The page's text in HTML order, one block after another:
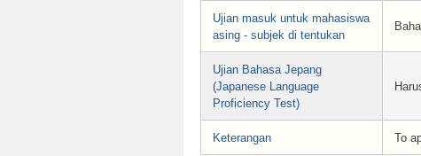
Ujian masuk untuk mahasiswa
asing - subjek di tentukan
Ujian Bahasa Jepang
(Japanese Language
Proficiency Test)
Keterangan To